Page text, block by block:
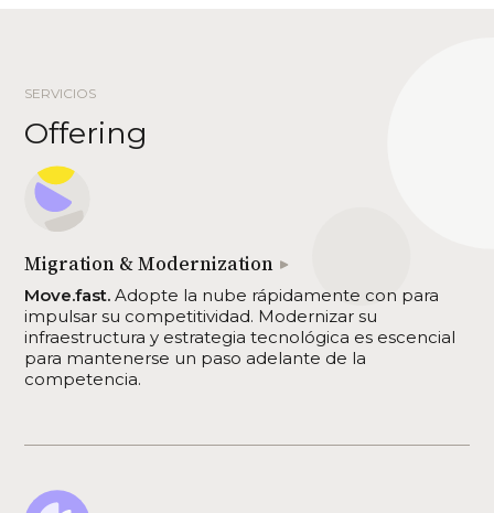
SERVICIOS
Offering
Migration & Modernization
Move.fast. Adopte la nube rápidamente con para
impulsar su competitividad. Modernizar su
infraestructura y estrategia tecnológica es escencial
para mantenerse un paso adelante de la
competencia.